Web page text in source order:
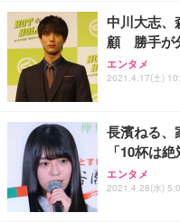
ョン PCチェ
務用 おしゃ
Sezlife オフ
ワーク チェ
能 人間工学
務用 おしゃ
ANDWINT
ッシュ 通気
ス圧無段階昇
【整備済み品
ー フルHD（
ort/VGA スピ
【MiniLED/
HOOTER
グモニター
Smart Basic(
限定】 Smart
超厚型 お徳
アイリスオ
ュラー 200枚
中川大志、
顧 勝手が
エンタメ
2021.4.17(土)
長濱ねる、
「10杯は
エンタメ
2021.4.28(水)